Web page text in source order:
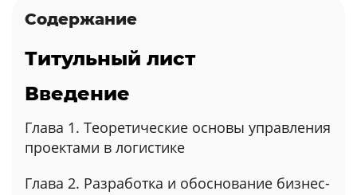
Содержание
Титульный лист
Введение
Глава 1. Теоретические основы управления
проектами в логистике
Глава 2. Разработка и обоснование бизнес-